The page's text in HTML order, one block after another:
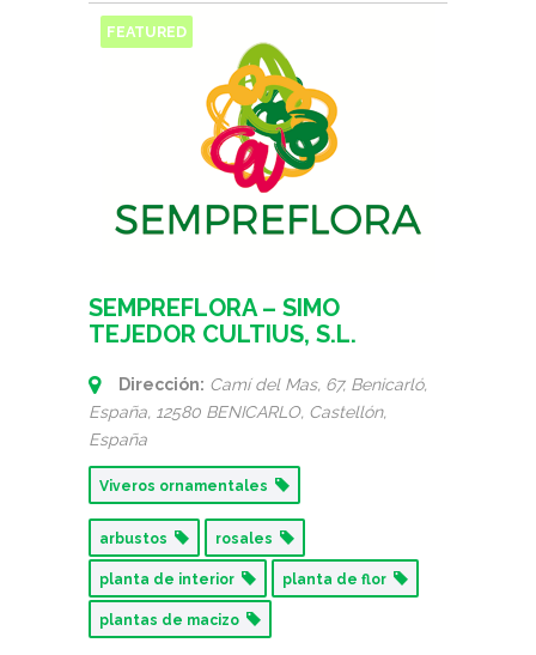
FEATURED
SEMPREFLORA – SIMO
TEJEDOR CULTIUS, S.L.
Dirección: Camí del Mas, 67, Benicarló,
España, 12580 BENICARLO, Castellón,
España
Viveros ornamentales
arbustos rosales
planta de interior planta de flor
plantas de macizo